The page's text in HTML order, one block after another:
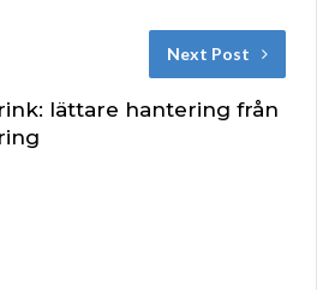
Next Post
lättare hantering från